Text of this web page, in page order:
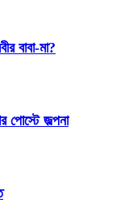
বাবা-মা?
পোস্টে জল্পনা